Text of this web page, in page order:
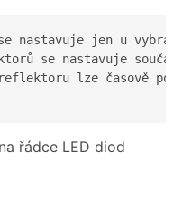
nastavuje jen u
se nastavuje
lze časově
řádce LED diod